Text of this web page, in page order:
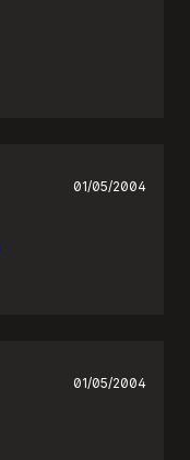
01/05/2004
01/05/2004